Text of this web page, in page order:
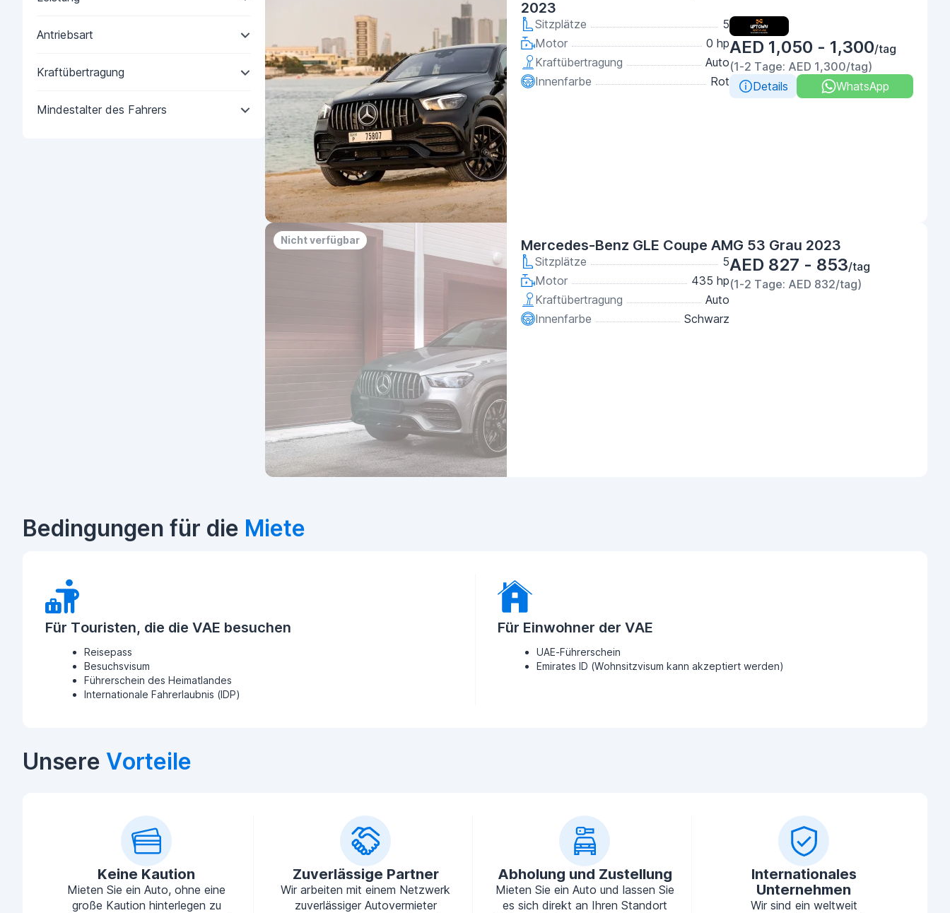
Antriebsart
Kraftübertragung
Mindestalter des Fahrers
2023
Sitzplätze
5
Motor
0 hp
Kraftübertragung
Auto
Innenfarbe
Rot
AED 1,050 - 1,300/tag
(1-2 Tage: AED 1,300/tag)
Details
WhatsApp
Nicht verfügbar Mercedes-Benz GLE Coupe AMG 53 Grau 2023
Sitzplätze
5
Motor
435 hp
Kraftübertragung
Auto
Innenfarbe
Schwarz
AED 827 - 853/tag
(1-2 Tage: AED 832/tag)
Bedingungen für die Miete
Für Touristen, die die VAE besuchen
Reisepass
Besuchsvisum
Führerschein des Heimatlandes
Internationale Fahrerlaubnis (IDP)
Für Einwohner der VAE
UAE-Führerschein
Emirates ID (Wohnsitzvisum kann akzeptiert werden)
Unsere Vorteile
Keine Kaution
Mieten Sie ein Auto, ohne eine
große Kaution hinterlegen zu
Zuverlässige Partner
Wir arbeiten mit einem Netzwerk
zuverlässiger Autovermieter
Abholung und Zustellung
Mieten Sie ein Auto und lassen Sie
es sich direkt an Ihren Standort
Internationales
Unternehmen
Wir sind ein weltweit